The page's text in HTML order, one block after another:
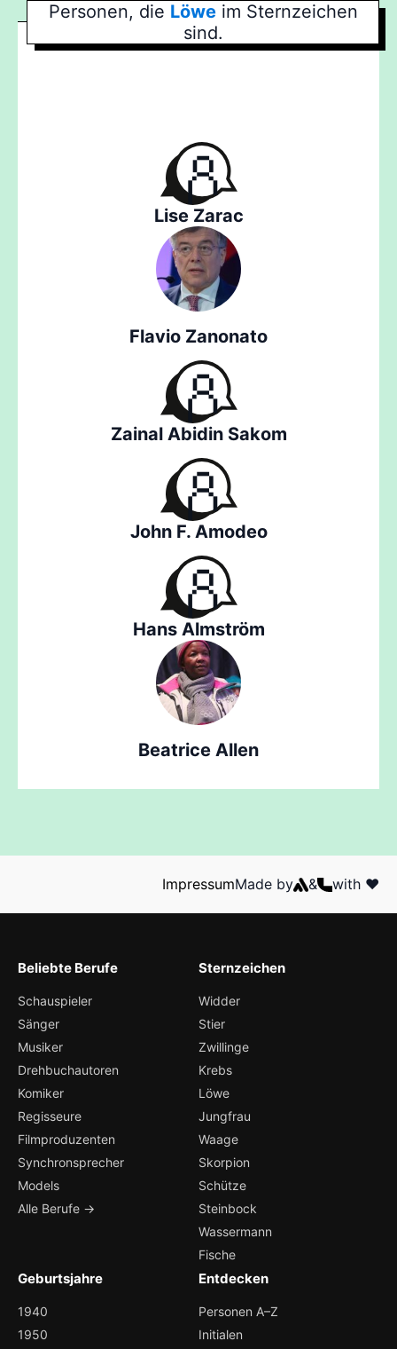
Personen, die Löwe im Sternzeichen
sind.
Lise Zarac
Flavio Zanonato
Zainal Abidin Sakom
John F. Amodeo
Hans Almström
Beatrice Allen
ImpressumMade by & with ❤️
Beliebte Berufe
Schauspieler
Sänger
Musiker
Drehbuchautoren
Komiker
Regisseure
Filmproduzenten
Synchronsprecher
Models
Alle Berufe →
Sternzeichen
Widder
Stier
Zwillinge
Krebs
Löwe
Jungfrau
Waage
Skorpion
Schütze
Steinbock
Wassermann
Fische
Geburtsjahre
1940
1950
Entdecken
Personen A–Z
Initialen